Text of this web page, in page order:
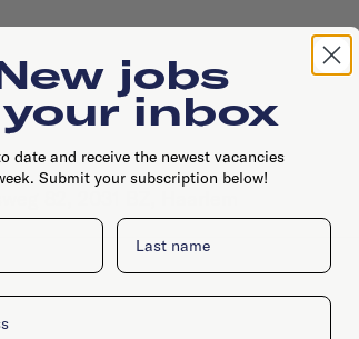
jobs
inbox
date and receive the newest vacancies
Submit your subscription below!
Last name